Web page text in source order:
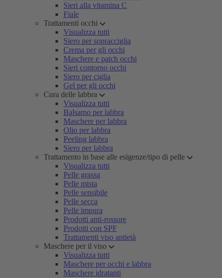
Sieri alla vitamina C
Fiale
Trattamenti occhi
Visualizza tutti
Siero per sopracciglia
Crema per gli occhi
Maschere e patch occhi
Sieri contorno occhi
Siero per ciglia
Gel per gli occhi
Cura delle labbra
Visualizza tutti
Balsamo per labbra
Maschere per labbra
Olio per labbra
Peeling labbra
Siero per labbra
Trattamento in base alle esigenze/tipo di pelle
Visualizza tutti
Pelle grassa
Pelle mista
Pelle sensibile
Pelle secca
Pelle impura
Prodotti anti-rossore
Prodotti con SPF
Trattamenti viso antietà
Maschere per il viso
Visualizza tutti
Maschere per occhi e labbra
Maschere idratanti